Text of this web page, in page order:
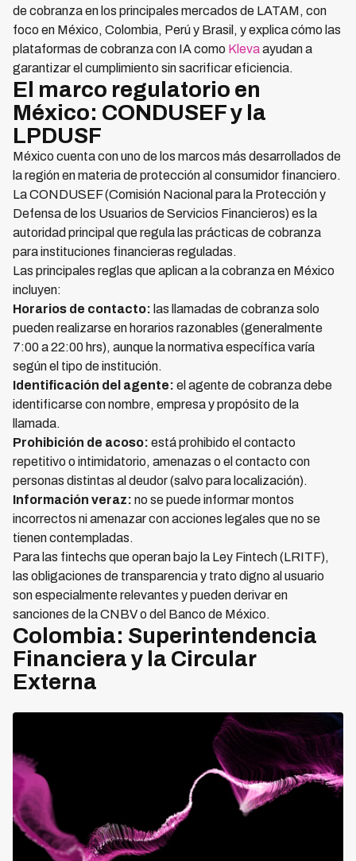
de cobranza en los principales mercados de LATAM, con
foco en México, Colombia, Perú y Brasil, y explica cómo las
plataformas de cobranza con IA como Klevaayudan a
garantizar el cumplimiento sin sacrificar eficiencia.
El marco regulatorio en
México: CONDUSEF y la
LPDUSF
México cuenta con uno de los marcos más desarrollados de
la región en materia de protección al consumidor financiero.
La CONDUSEF (Comisión Nacional para la Protección y
Defensa de los Usuarios de Servicios Financieros) es la
autoridad principal que regula las prácticas de cobranza
para instituciones financieras reguladas.
Las principales reglas que aplican a la cobranza en México
incluyen:
Horarios de contacto: las llamadas de cobranza solo
pueden realizarse en horarios razonables (generalmente
7:00 a 22:00 hrs), aunque la normativa específica varía
según el tipo de institución.
Identificación del agente: el agente de cobranza debe
identificarse con nombre, empresa y propósito de la
llamada.
Prohibición de acoso: está prohibido el contacto
repetitivo o intimidatorio, amenazas o el contacto con
personas distintas al deudor (salvo para localización).
Información veraz: no se puede informar montos
incorrectos ni amenazar con acciones legales que no se
tienen contempladas.
Para las fintechs que operan bajo la Ley Fintech (LRITF),
las obligaciones de transparencia y trato digno al usuario
son especialmente relevantes y pueden derivar en
sanciones de la CNBV o del Banco de México.
Colombia: Superintendencia
Financiera y la Circular
Externa